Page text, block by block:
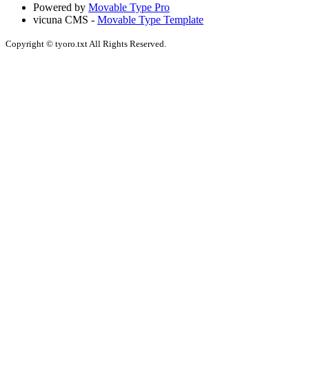
Powered by Movable Type Pro
vicuna CMS - Movable Type Template
Copyright © tyoro.txt All Rights Reserved.